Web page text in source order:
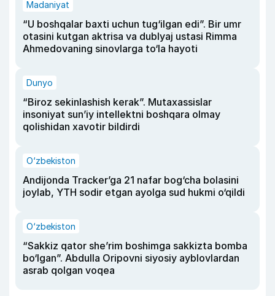
Madaniyat
“U boshqalar baxti uchun tug‘ilgan edi”. Bir umr
otasini kutgan aktrisa va dublyaj ustasi Rimma
Ahmedovaning sinovlarga to‘la hayoti
Dunyo
“Biroz sekinlashish kerak”. Mutaxassislar
insoniyat sun’iy intellektni boshqara olmay
qolishidan xavotir bildirdi
O‘zbekiston
Andijonda Tracker’ga 21 nafar bog‘cha bolasini
joylab, YTH sodir etgan ayolga sud hukmi o‘qildi
O‘zbekiston
“Sakkiz qator she’rim boshimga sakkizta bomba
bo‘lgan”. Abdulla Oripovni siyosiy ayblovlardan
asrab qolgan voqea